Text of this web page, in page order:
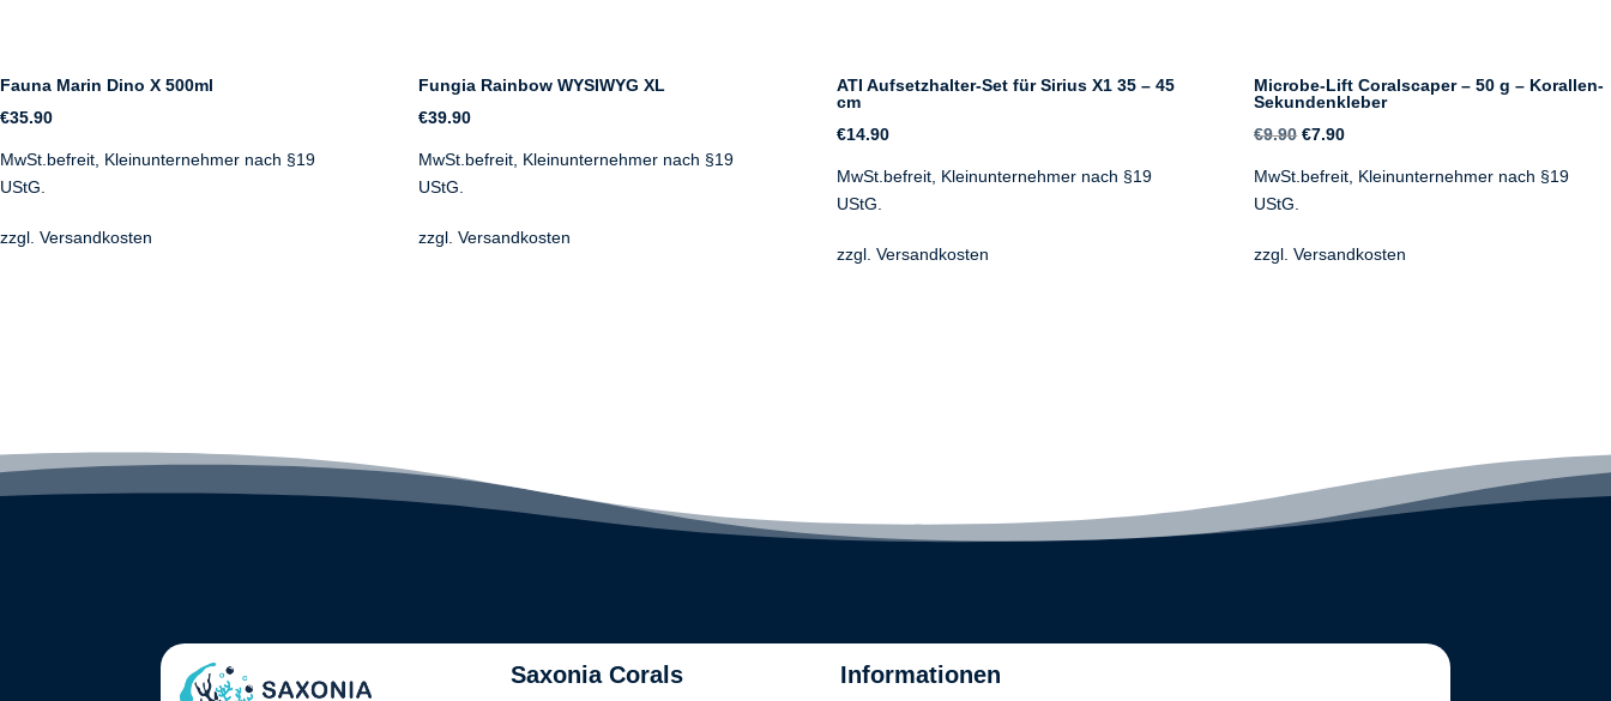
Fauna Marin Dino X 500ml
€35.90
MwSt.befreit, Kleinunternehmer nach §19
UStG.
zzgl. Versandkosten
Fungia Rainbow WYSIWYG XL
€39.90
MwSt.befreit, Kleinunternehmer nach §19
UStG.
zzgl. Versandkosten
ATI Aufsetzhalter-Set für Sirius X1 35 – 45
cm
€14.90
MwSt.befreit, Kleinunternehmer nach §19
UStG.
zzgl. Versandkosten
Microbe-​Lift Coralscaper – 50 g – Korallen-​
Sekundenkleber
€9.90 Ursprünglicher
€7.90Aktueller
MwSt.befreit, Kleinunternehmer nach §19
UStG.
zzgl.Versandkosten
Saxonia Corals Informationen